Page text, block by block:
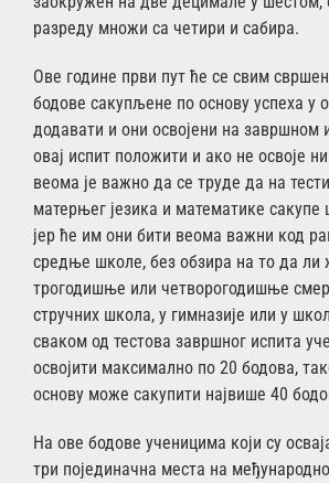
разреду множи са четири и сабира.
Ове године први пут ће се свим
бодове сакупљене по основу успеха у
додавати и они освојени на завршном
овај испит положити и ако не освоје
веома је важно да се труде да на
матерњег језика и математике
јер ће им они бити веома важни код
средње школе, без обзира на то да ли
трогодишње или четворогодишње
стручних школа, у гимназије или у
сваком од тестова завршног испита
освојити максимално по 20 бодова,
основу може сакупити највише 40
На ове бодове ученицима који су
три појединачна места на